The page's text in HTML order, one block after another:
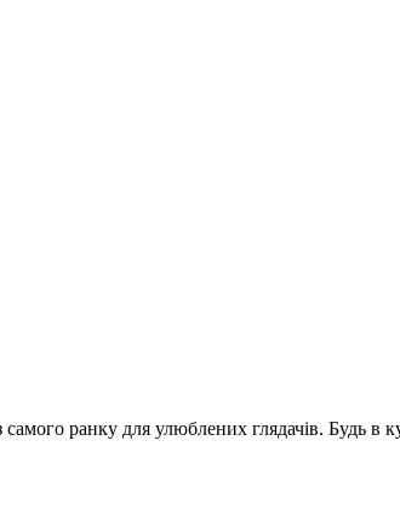
ранку для улюблених глядачів. Будь в